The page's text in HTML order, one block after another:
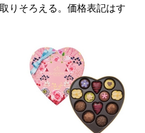
りそろえる。価格表記はす